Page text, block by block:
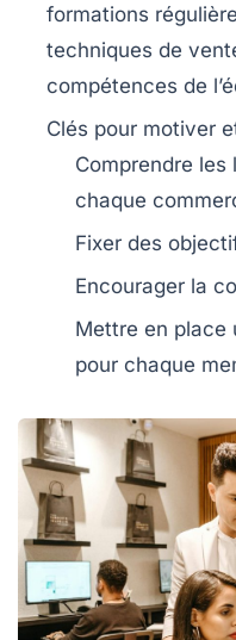
formations
techniques de
compétences de
Clés pour motiver
Comprendre les
chaque
Fixer des
Encourager la
Mettre en place
pour chaque